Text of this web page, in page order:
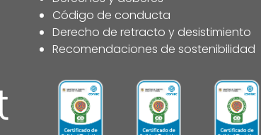
Código de conducta
Derecho de retracto y desistimiento
Recomendaciones de sostenibilidad